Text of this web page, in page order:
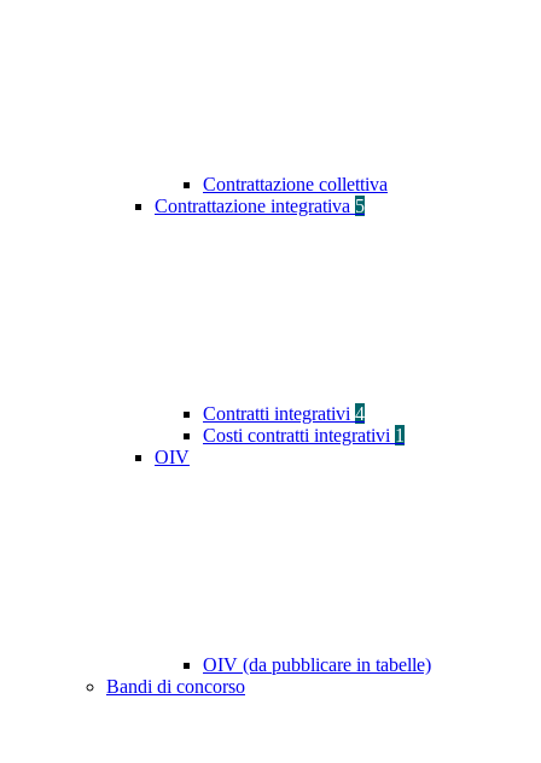
Contrattazione collettiva
Contrattazione integrativa 5
Contratti integrativi 4
Costi contratti integrativi 1
OIV
OIV (da pubblicare in tabelle)
Bandi di concorso